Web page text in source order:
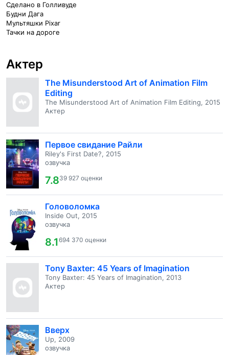
Сделано в Голливуде
Будни Дага
Мультяшки Pixar
Тачки на дороге
Актер
The Misunderstood Art of Animation Film
Editing
The Misunderstood Art of Animation Film Editing, 2015
Актер
Первое свидание Райли
Riley's First Date?, 2015
озвучка
7.839 927 оценки
Головоломка
Inside Out, 2015
озвучка
8.1694 370 оценки
Tony Baxter: 45 Years of Imagination
Tony Baxter: 45 Years of Imagination, 2013
Актер
Вверх
Up, 2009
озвучка